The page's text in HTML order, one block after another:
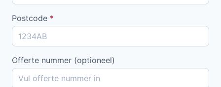
Postcode *
Offerte nummer (optioneel)